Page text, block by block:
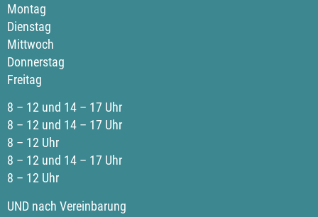
Montag
Dienstag
Mittwoch
Donnerstag
Freitag
8 – 12 und 14 – 17 Uhr
8 – 12 und 14 – 17 Uhr
8 – 12 Uhr
8 – 12 und 14 – 17 Uhr
8 – 12 Uhr
UND nach Vereinbarung